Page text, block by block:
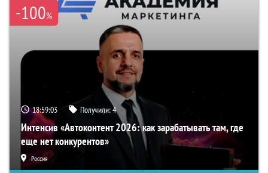
-100%
18:59:02 Получили:4
Интенсив «Автоконтент 2026: как зарабатывать там, где
еще нет конкурентов»
Россия